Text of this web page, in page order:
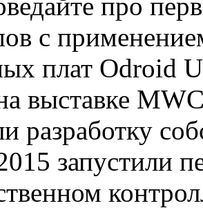
с
плат Odroid
выставке
разработку
запустили